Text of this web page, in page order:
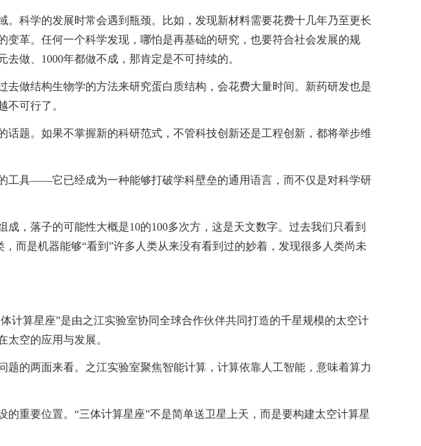
科学的发展时常会遇到瓶颈。比如，发现新材料需要花费十几年乃至更长
革。任何一个科学发现，哪怕是再基础的研究，也要符合社会发展的规
做、1000年都做不成，那肯定是不可持续的。
做结构生物学的方法来研究蛋白质结构，会花费大量时间。新药研发也是
不可行了。
题。如果不掌握新的科研范式，不管科技创新还是工程创新，都将举步维
工具——它已经成为一种能够打破学科壁垒的通用语言，而不仅是对科学研
，落子的可能性大概是10的100多次方，这是天文数字。过去我们只看到
而是机器能够“看到”许多人类从来没有看到过的妙着，发现很多人类尚未
计算星座”是由之江实验室协同全球合作伙伴共同打造的千星规模的太空计
空的应用与发展。
的两面来看。之江实验室聚焦智能计算，计算依靠人工智能，意味着算力
重要位置。“三体计算星座”不是简单送卫星上天，而是要构建太空计算星